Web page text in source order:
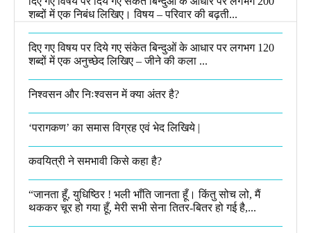
शब्दों में एक निबंध लिखिए। विषय – परिवार की बढ़ती...
दिए गए विषय पर दिये गए संकेत बिन्दुओं के आधार पर लगभग 120
शब्दों में एक अनुच्छेद लिखिए – जीने की कला ...
निश्वसन और निःश्वसन में क्या अंतर है?
‘परागकण’ का समास विग्रह एवं भेद लिखिये |
कवयित्री ने समभावी किसे कहा है?
“जानता हूँ, युधिष्ठिर ! भली भाँति जानता हूँ। किंतु सोच लो, मैं
थककर चूर हो गया हूँ, मेरी सभी सेना तितर-बितर हो गई है,...